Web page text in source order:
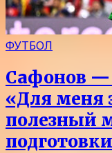
ФУТБОЛ
Сафонов
«Для меня
полезный